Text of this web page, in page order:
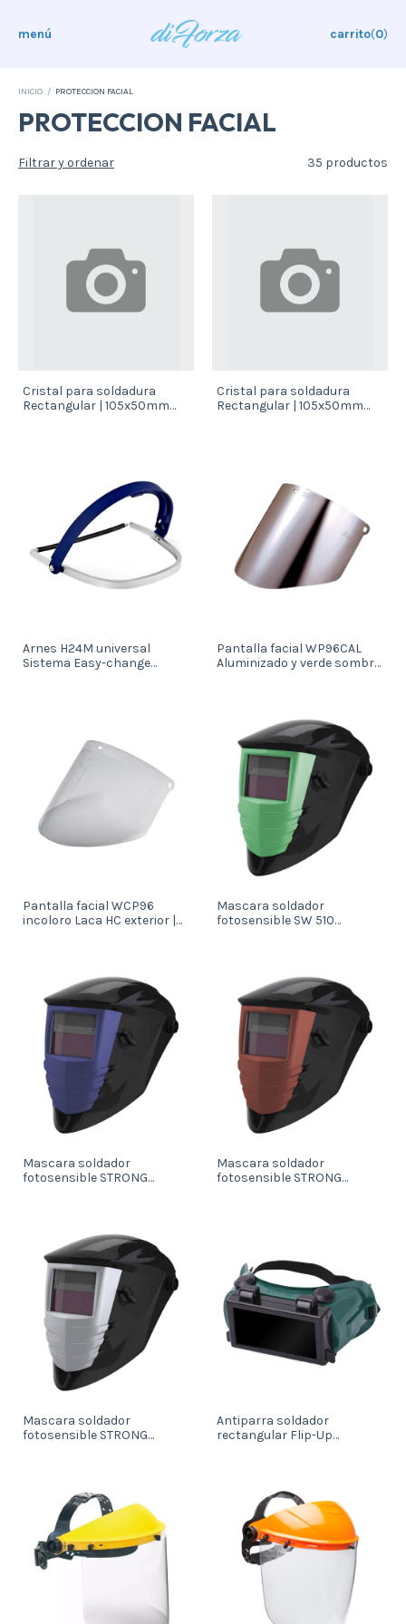
menú carrito(0)
INICIO / PROTECCION FACIAL
PROTECCION FACIAL
Filtrar y ordenar 35 productos
Cristal para soldadura
Rectangular | 105x50mm
Cristal para soldadura
Rectangular | 105x50mm
Arnes H24M universal
Sistema Easy-change
Pantalla facial WP96CAL
Aluminizado y verde sombra
Pantalla facial WCP96
incoloro Laca HC exterior |
Mascara soldador
fotosensible SW 510
Mascara soldador
fotosensible STRONG
Mascara soldador
fotosensible STRONG
Mascara soldador
fotosensible STRONG
Antiparra soldador
rectangular Flip-Up